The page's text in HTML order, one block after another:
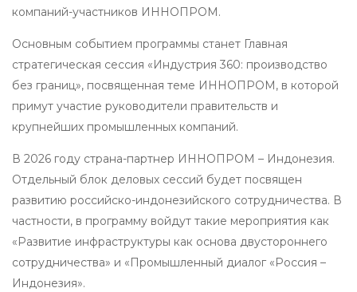
компаний-участников ИННОПРОМ.
Основным событием программы станет Главная
стратегическая сессия «Индустрия 360: производство
без границ», посвященная теме ИННОПРОМ, в которой
примут участие руководители правительств и
крупнейших промышленных компаний.
В 2026 году страна-партнер ИННОПРОМ – Индонезия.
Отдельный блок деловых сессий будет посвящен
развитию российско-индонезийского сотрудничества. В
частности, в программу войдут такие мероприятия как
«Развитие инфраструктуры как основа двустороннего
сотрудничества» и «Промышленный диалог «Россия –
Индонезия».